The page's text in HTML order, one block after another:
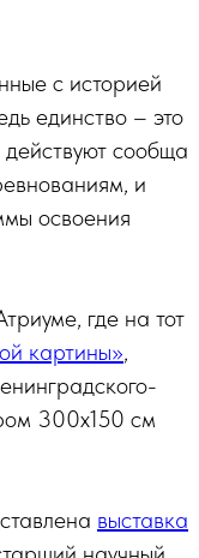
с историей
единство – это
действуют сообща
и
освоения
где на тот
картины»,
300х150 см
выставка